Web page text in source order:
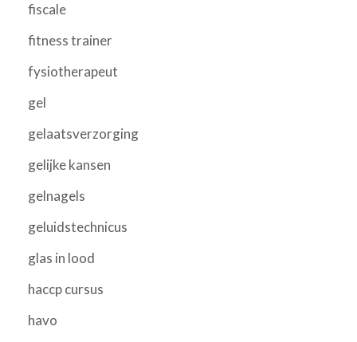
fiscale
fitness trainer
fysiotherapeut
gel
gelaatsverzorging
gelijke kansen
gelnagels
geluidstechnicus
glas in lood
haccp cursus
havo